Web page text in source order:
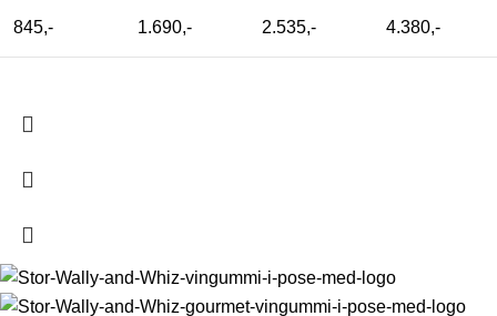
845,- 1.690,- 2.535,- 4.380,-